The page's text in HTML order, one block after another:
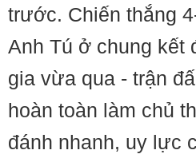
trước. Chiến thắng
Anh Tú ở chung kết
gia vừa qua - trận
hoàn toàn làm chủ
đánh nhanh, uy lực